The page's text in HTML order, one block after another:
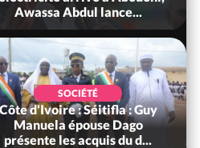
Awassa Abdul lance...
SOCIÉTÉ
d'Ivoire : Séitifla : Guy
Manuela épouse Dago
présente les acquis du d...